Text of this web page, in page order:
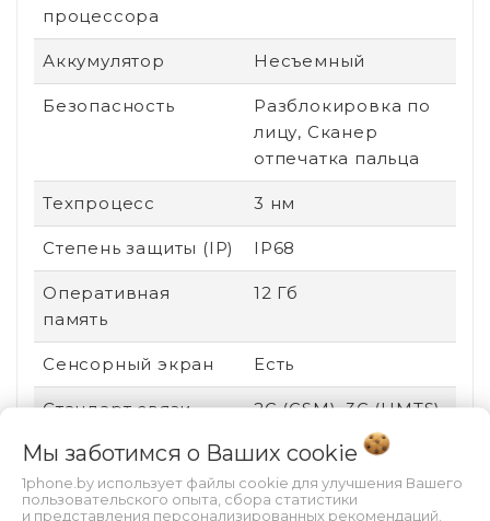
процессора
Аккумулятор Несъемный
Безопасность
Разблокировка по
лицу, Сканер
отпечатка пальца
Техпроцесс 3 нм
Степень защиты (IP) IP68
Оперативная
память
12 Гб
Сенсорный экран Есть
Стандарт связи
2G (GSM), 3G (UMTS),
Поддержка карт
памяти
Нет
Мы заботимся о Ваших cookie
1phone.by использует файлы cookie для улучшения Вашего
пользовательского опыта, сбора статистики
и представления персонализированных рекомендаций.